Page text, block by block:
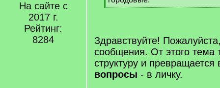
На сайте с
2017 г.
Рейтинг:
8284
[
Здравствуйте!
сообщения. От этого тема
структуру и
вопросы - в личку.